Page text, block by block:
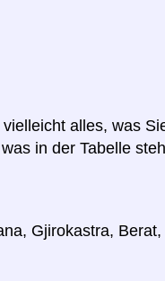
alles, was
in der Tabelle
Gjirokastra,